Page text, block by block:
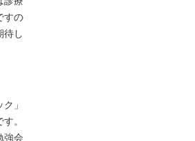
すの
待し
」
。
強会